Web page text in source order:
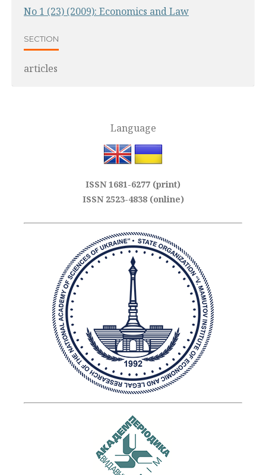
No 1 (23) (2009): Economics and Law
SECTION
articles
Language
ISSN 1681-6277 (print)
ISSN 2523-4838 (online)